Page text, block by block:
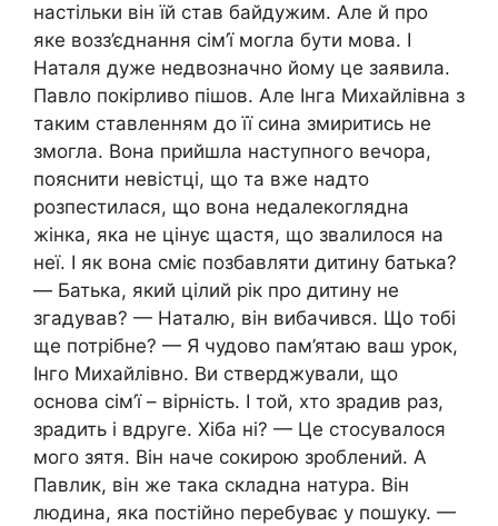
настільки він їй став байдужим. Але й про
яке возз’єднання сім’ї могла бути мова. І
Наталя дуже недвозначно йому це заявила.
Павло покірливо пішов. Але Інга Михайлівна з
таким ставленням до її сина змиритись не
змогла. Вона прийшла наступного вечора,
пояснити невістці, що та вже надто
розпестилася, що вона недалекоглядна
жінка, яка не цінує щастя, що звалилося на
неї. І як вона сміє позбавляти дитину батька?
— Батька, який цілий рік про дитину не
згадував? — Наталю, він вибачився. Що тобі
ще потрібне? — Я чудово пам’ятаю ваш урок,
Інго Михайлівно. Ви стверджували, що
основа сім’ї – вірність. І той, хто зрадив раз,
зрадить і вдруге. Хіба ні? — Це стосувалося
мого зятя. Він наче сокирою зроблений. А
Павлик, він же така складна натура. Він
людина, яка постійно перебуває у пошуку. —